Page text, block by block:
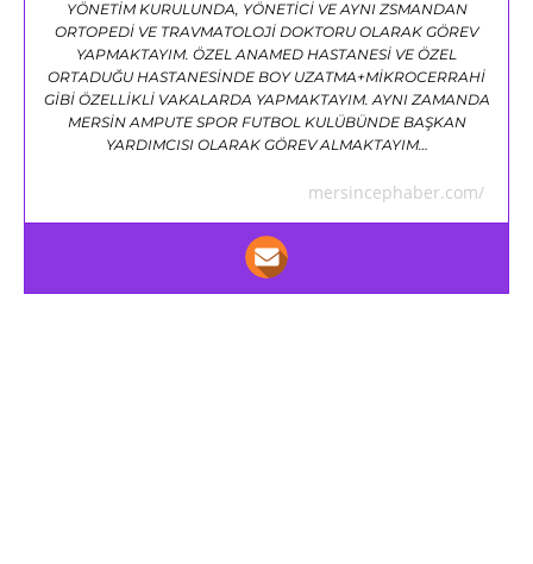
YÖNETİM KURULUNDA, YÖNETİCİ VE AYNI ZSMANDAN
ORTOPEDİ VE TRAVMATOLOJİ DOKTORU OLARAK GÖREV
YAPMAKTAYIM. ÖZEL ANAMED HASTANESİ VE ÖZEL
ORTADUĞU HASTANESİNDE BOY UZATMA+MİKROCERRAHİ
GİBİ ÖZELLİKLİ VAKALARDA YAPMAKTAYIM. AYNI ZAMANDA
MERSİN AMPUTE SPOR FUTBOL KULÜBÜNDE BAŞKAN
YARDIMCISI OLARAK GÖREV ALMAKTAYIM…
mersincephaber.com/